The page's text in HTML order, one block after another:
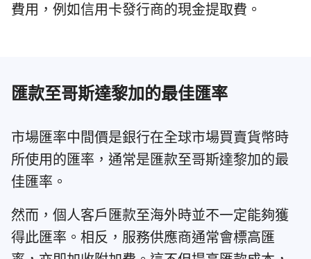
費用，例如信用卡發行商的現金提取費。
匯款至哥斯達黎加的最佳匯率
市場匯率中間價是銀行在全球市場買賣貨幣時
所使用的匯率，通常是匯款至哥斯達黎加的最
佳匯率。
然而，個人客戶匯款至海外時並不一定能夠獲
得此匯率。相反，服務供應商通常會標高匯